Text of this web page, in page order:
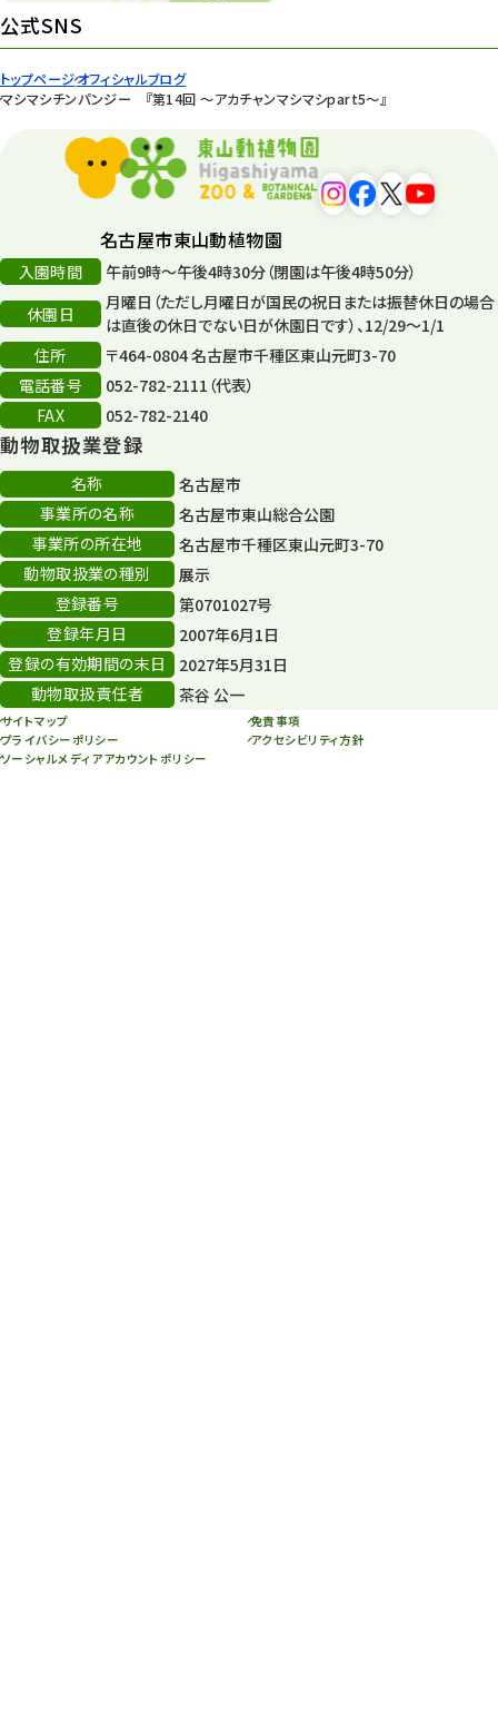
トップページオフィシャルブログ
マシマシチンパンジー 『第14回 ～アカチャンマシマシpart5～』
遊園地
タワー
森のとこやさん
再生フォーラム
80周年 36
その他
その他イベント
スカイタワー
年末年始のイベント
秋まつり
公式SNS
名古屋市東山動植物園
入園時間
午前9時～午後4時30分（閉園は午後4時50分）
休園日
月曜日（ただし月曜日が国民の祝日または振替休日の場合
は直後の休日でない日が休園日です）、12/29～1/1
住所
〒464-0804 名古屋市千種区東山元町3-70
電話番号
052-782-2111（代表）
FAX
052-782-2140
動物取扱業登録
名称
名古屋市
事業所の名称
名古屋市東山総合公園
事業所の所在地
名古屋市千種区東山元町3-70
動物取扱業の種別
展示
登録番号
第0701027号
登録年月日
2007年6月1日
登録の有効期間の末日
2027年5月31日
動物取扱責任者
茶谷 公一
サイトマップ
免責事項
プライバシーポリシー
アクセシビリティ方針
ソーシャルメディアアカウントポリシー